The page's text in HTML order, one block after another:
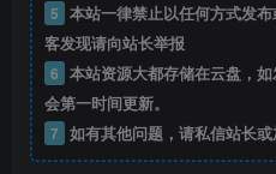
5 本站一律禁止以任何方式发
客发现请向站长举报
6 本站资源大都存储在云盘，
会第一时间更新。
7 如有其他问题，请私信站长或